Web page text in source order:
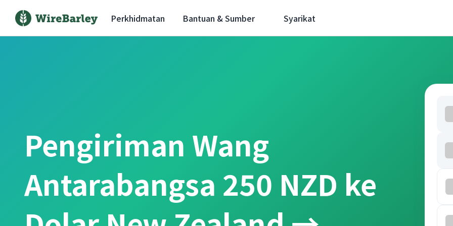
Perkhidmatan Bantuan & Sumber Syarikat
Pengiriman Wang
Antarabangsa 250 NZD ke